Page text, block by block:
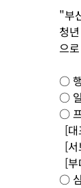
"부
청
으
○
○
○
[
[
[
○